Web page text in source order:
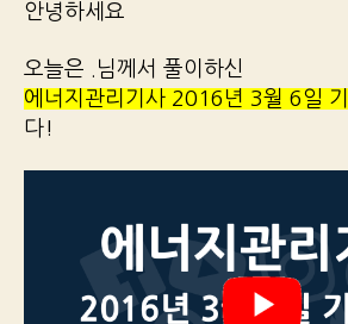
안녕하세요
오늘은 .님께서 풀이하신
에너지관리기사 2016년 3월 6일 기
다!